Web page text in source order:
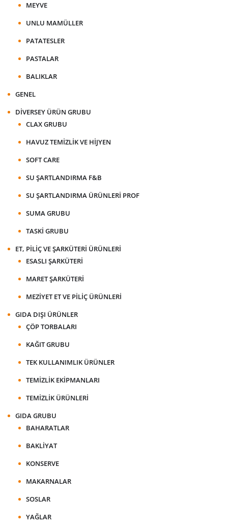
MEYVE
UNLU MAMÜLLER
PATATESLER
PASTALAR
BALIKLAR
GENEL
DIVERSEY ÜRÜN GRUBU
CLAX GRUBU
HAVUZ TEMIZLIK VE HIJYEN
SOFT CARE
SU ŞARTLANDIRMA F&B
SU ŞARTLANDIRMA ÜRÜNLERI PROF
SUMA GRUBU
TASKI GRUBU
ET, PILIÇ VE ŞARKÜTERI ÜRÜNLERI
ESASLI ŞARKÜTERI
MARET ŞARKÜTERI
MEZIYET ET VE PILIÇ ÜRÜNLERI
GIDA DIŞI ÜRÜNLER
ÇÖP TORBALARI
KAĞIT GRUBU
TEK KULLANIMLIK ÜRÜNLER
TEMIZLIK EKIPMANLARI
TEMIZLIK ÜRÜNLERI
GIDA GRUBU
BAHARATLAR
BAKLIYAT
KONSERVE
MAKARNALAR
SOSLAR
YAĞLAR